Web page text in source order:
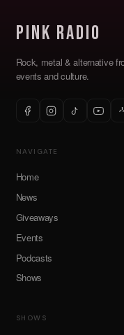
Pink Radio
Rock, metal & alternative
events and culture.
NAVIGATE
Home
News
Giveaways
Events
Podcasts
Shows
SHOWS